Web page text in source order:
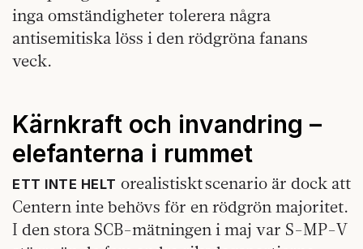
inga omständigheter tolerera några
antisemitiska löss i den rödgröna fanans
veck.
Kärnkraft och invandring –
elefanterna i rummet
ETT INTE HELT orealistiskt scenario är dock att
Centern inte behövs för en rödgrön majoritet.
I den stora SCB-mätningen i maj var S-MP-V